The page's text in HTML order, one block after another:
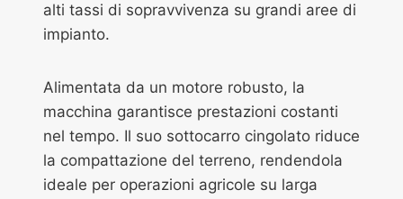
alti tassi di sopravvivenza su grandi aree di
impianto.
Alimentata da un motore robusto, la
macchina garantisce prestazioni costanti
nel tempo. Il suo sottocarro cingolato riduce
la compattazione del terreno, rendendola
ideale per operazioni agricole su larga